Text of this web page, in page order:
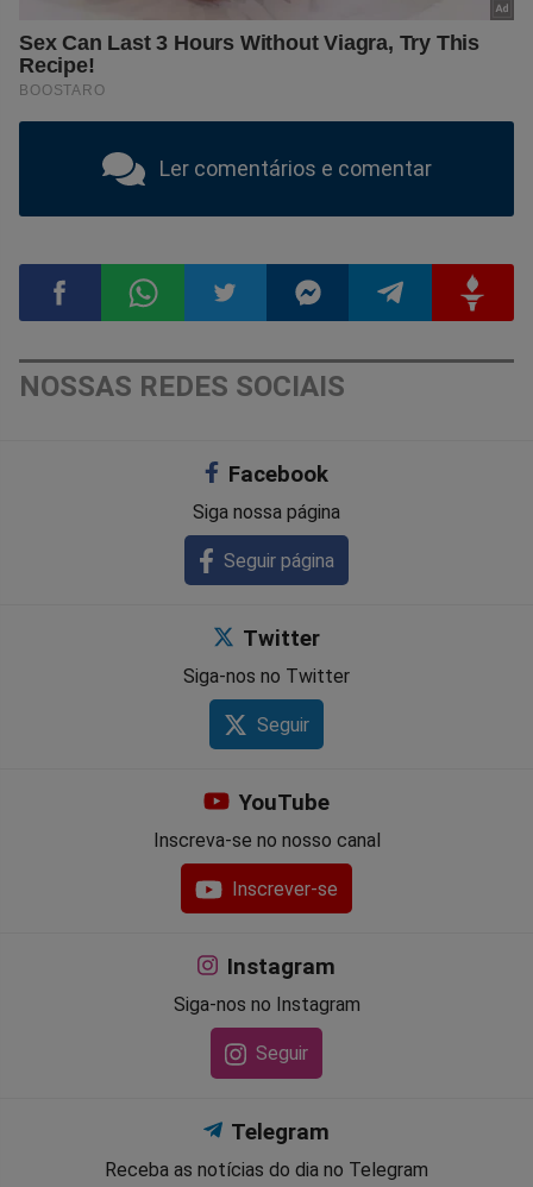
Ler comentários e comentar
CompartilharCompartilhar
Whatsapp
Compartilhar
Twitter
Compartilhar
Messenger
NOSSAS REDES SOCIAIS
Facebook
Siga nossa página
Seguir página
Twitter
Siga-nos no Twitter
Seguir
YouTube
Inscreva-se no nosso canal
Inscrever-se
Instagram
Siga-nos no Instagram
Seguir
Telegram
Receba as notícias do dia no Telegram